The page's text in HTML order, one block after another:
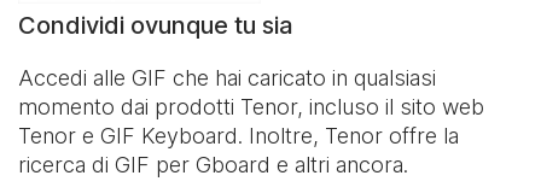
Condividi ovunque tu sia
Accedi alle GIF che hai caricato in qualsiasi
momento dai prodotti Tenor, incluso il sito web
Tenor e GIF Keyboard. Inoltre, Tenor offre la
ricerca di GIF per Gboard e altri ancora.